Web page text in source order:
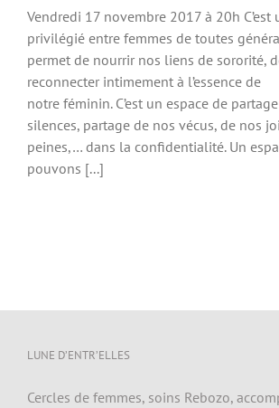
Vendredi 17 novembre 2017 à 20h C’est
privilégié entre femmes de toutes
permet de nourrir nos liens de sororité,
reconnecter intimement à l’essence de
notre féminin. C’est un espace de
silences, partage de nos vécus, de nos
peines,… dans la confidentialité. Un
pouvons [...]
LUNE D’ENTR’ELLES
Cercles de femmes, soins Rebozo,